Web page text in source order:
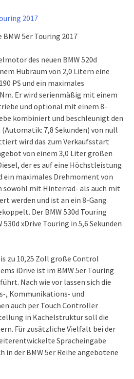
BMW 5er Touring 2017
des neuen BMW 520d
Hubraum von 2,0 Litern eine
PS und ein maximales
Er wird serienmäßig mit einem
und optional mit einem 8-
kombiniert und beschleunigt den
(Automatik: 7,8 Sekunden) von null
wird das zum Verkaufsstart
von einem 3,0 Liter großen
der es auf eine Höchstleistung
ein maximales Drehmoment von
sowohl mit Hinterrad- als auch mit
werden und ist an ein 8-Gang
Der BMW 530d Touring
xDrive Touring in 5,6 Sekunden
zu 10,25 Zoll große Control
iDrive ist im BMW 5er Touring
Nach wie vor lassen sich die
, Kommunikations- und
auch per Touch Controller
in Kachelstruktur soll die
Für zusätzliche Vielfalt bei der
Spracheingabe
in der BMW 5er Reihe angebotene